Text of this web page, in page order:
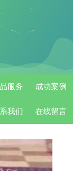
服务 成功案例
我们 在线留言